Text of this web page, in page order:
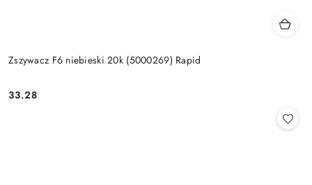
Zszywacz F6 niebieski 20k (5000269) Rapid
Cena:
33.28